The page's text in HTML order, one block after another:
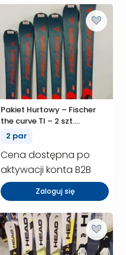
Pakiet Hurtowy – Fischer
the curve TI – 2 szt.
(P01654)
2 par
Cena dostępna po
aktywacji konta B2B
Zaloguj się